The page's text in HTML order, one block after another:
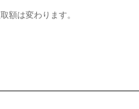
額は変わります。